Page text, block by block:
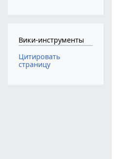
Вики-инструменты
Цитировать
страницу